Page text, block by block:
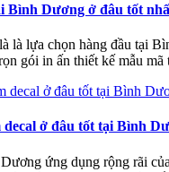
Bình Dương ở đâu tốt
là lựa chọn hàng đầu tại
gói in ấn thiết kế mẫu mã
decal ở đâu tốt tại Bình
ứng dụng rộng rãi